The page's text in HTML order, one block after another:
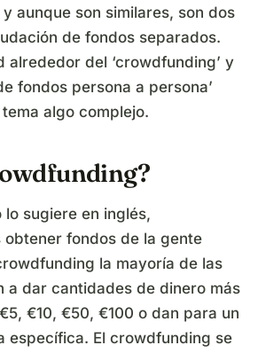
aunque son similares, son dos
de fondos separados.
alrededor del ‘crowdfunding’ y
fondos persona a persona’
algo complejo.
lo sugiere en inglés,
fondos de la gente
la mayoría de las
a dar cantidades de dinero más
€10, €50, €100 o dan para un
específica. El crowdfunding se